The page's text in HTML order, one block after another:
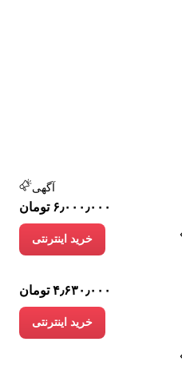
آگهی
۶٫۰۰۰٫۰۰۰ تومان
خرید اینترنتی
۴٫۶۳۰٫۰۰۰ تومان
خرید اینترنتی